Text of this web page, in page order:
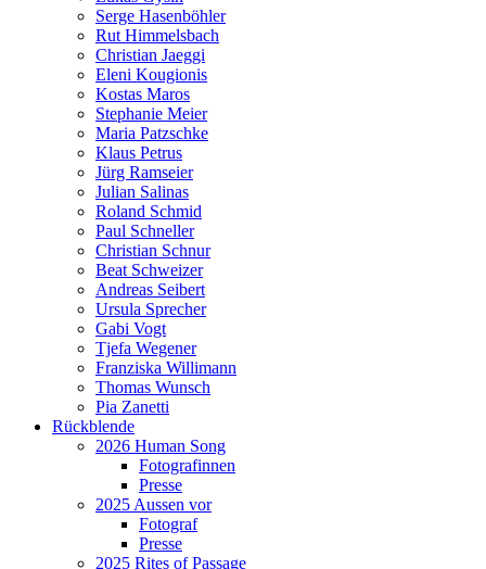
Serge Hasenböhler
Rut Himmelsbach
Christian Jaeggi
Eleni Kougionis
Kostas Maros
Stephanie Meier
Maria Patzschke
Klaus Petrus
Jürg Ramseier
Julian Salinas
Roland Schmid
Paul Schneller
Christian Schnur
Beat Schweizer
Andreas Seibert
Ursula Sprecher
Gabi Vogt
Tjefa Wegener
Franziska Willimann
Thomas Wunsch
Pia Zanetti
Rückblende
2026 Human Song
Fotografinnen
Presse
2025 Aussen vor
Fotograf
Presse
2025 Rites of Passage